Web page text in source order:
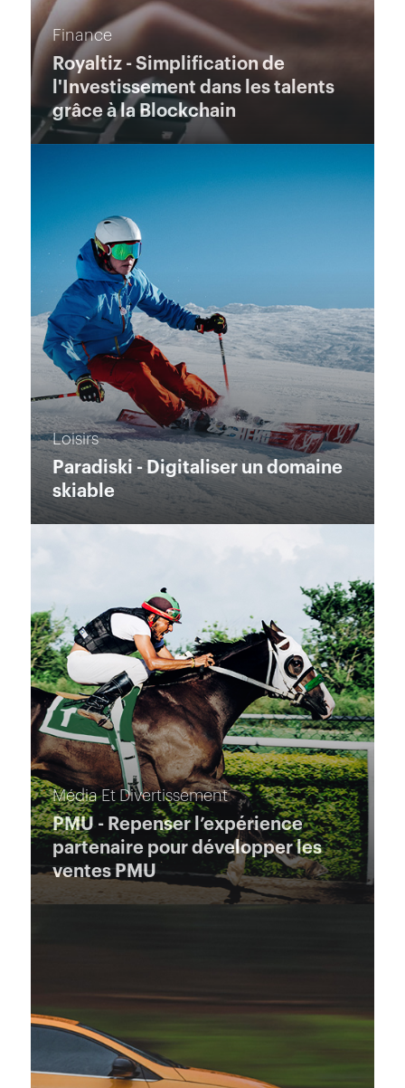
Finance
Royaltiz - Simplification de
l'Investissement dans les talents
grâce à la Blockchain
Loisirs
Paradiski - Digitaliser un domaine
skiable
Média Et Divertissement
PMU - Repenser l’expérience
partenaire pour développer les
ventes PMU